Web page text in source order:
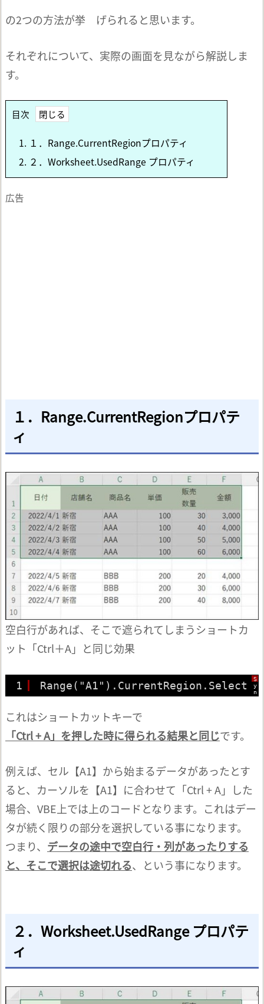
の2つの方法が挙 げられると思います。
それぞれについて、実際の画面を見ながら解説しま
す。
目次
1. １．Range.CurrentRegionプロパティ
2. ２．Worksheet.UsedRange プロパティ
広告
１．Range.CurrentRegionプロパテ
ィ
空白行があれば、そこで遮られてしまうショートカ
ット「Ctrl＋A」と同じ効果
S
y
n
t
つ
て
1 Range("A1").CurrentRegion.Select
これはショートカットキーで
「Ctrl + A」を押した時に得られる結果と同じです。
例えば、セル【A1】から始まるデータがあったとす
ると、カーソルを【A1】に合わせて「Ctrl + A」した
場合、VBE上では上のコードとなります。これはデー
タが続く限りの部分を選択している事になります。
つまり、 データの途中で空白行・列があったりする
と、そこで選択は途切れる、という事になります。
２．Worksheet.UsedRange プロパテ
ィ